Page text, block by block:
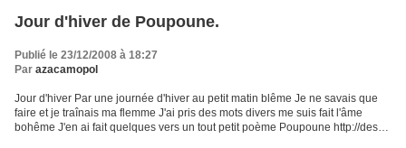
Jour d'hiver de Poupoune.
Publié le 23/12/2008 à 18:27
Par azacamopol
Jour d'hiver Par une journée d'hiver au petit matin blême Je ne savais que
faire et je traînais ma flemme J'ai pris des mots divers me suis fait l'âme
bohême J'en ai fait quelques vers un tout petit poème Poupoune http://des-